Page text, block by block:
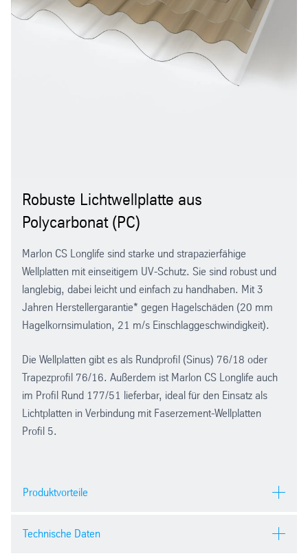
Robuste Lichtwellplatte aus
Polycarbonat (PC)
Marlon CS Longlife sind starke und strapazierfähige
Wellplatten mit einseitigem UV-Schutz. Sie sind robust und
langlebig, dabei leicht und einfach zu handhaben. Mit 3
Jahren Herstellergarantie* gegen Hagelschäden (20 mm
Hagelkornsimulation, 21 m/s Einschlaggeschwindigkeit).
Die Wellplatten gibt es als Rundprofil (Sinus) 76/18 oder
Trapezprofil 76/16. Außerdem ist Marlon CS Longlife auch
im Profil Rund 177/51 lieferbar, ideal für den Einsatz als
Lichtplatten in Verbindung mit Faserzement-Wellplatten
Profil 5.
Produktvorteile
Stärke und Stossfestigkeit
Technische Daten